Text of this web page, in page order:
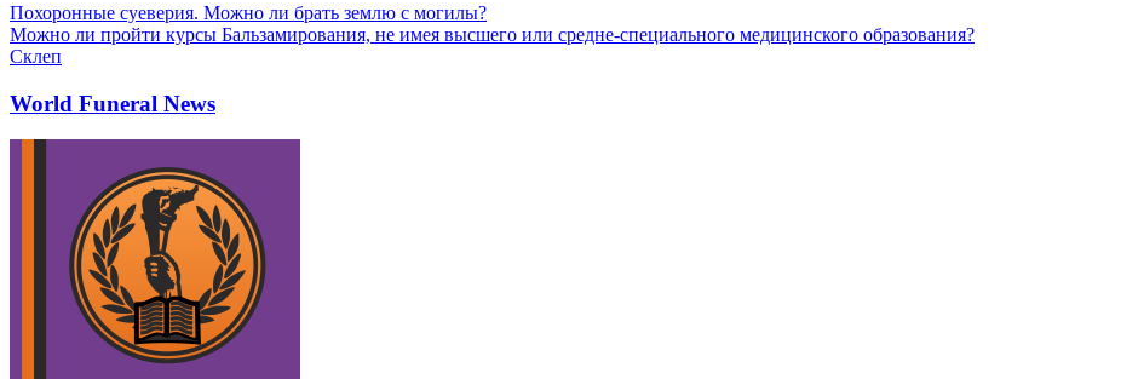
Похоронные суеверия. Можно ли брать землю с могилы?
Можно ли пройти курсы Бальзамирования, не имея высшего или средне-специального медицинского образования?
Склеп
World Funeral News